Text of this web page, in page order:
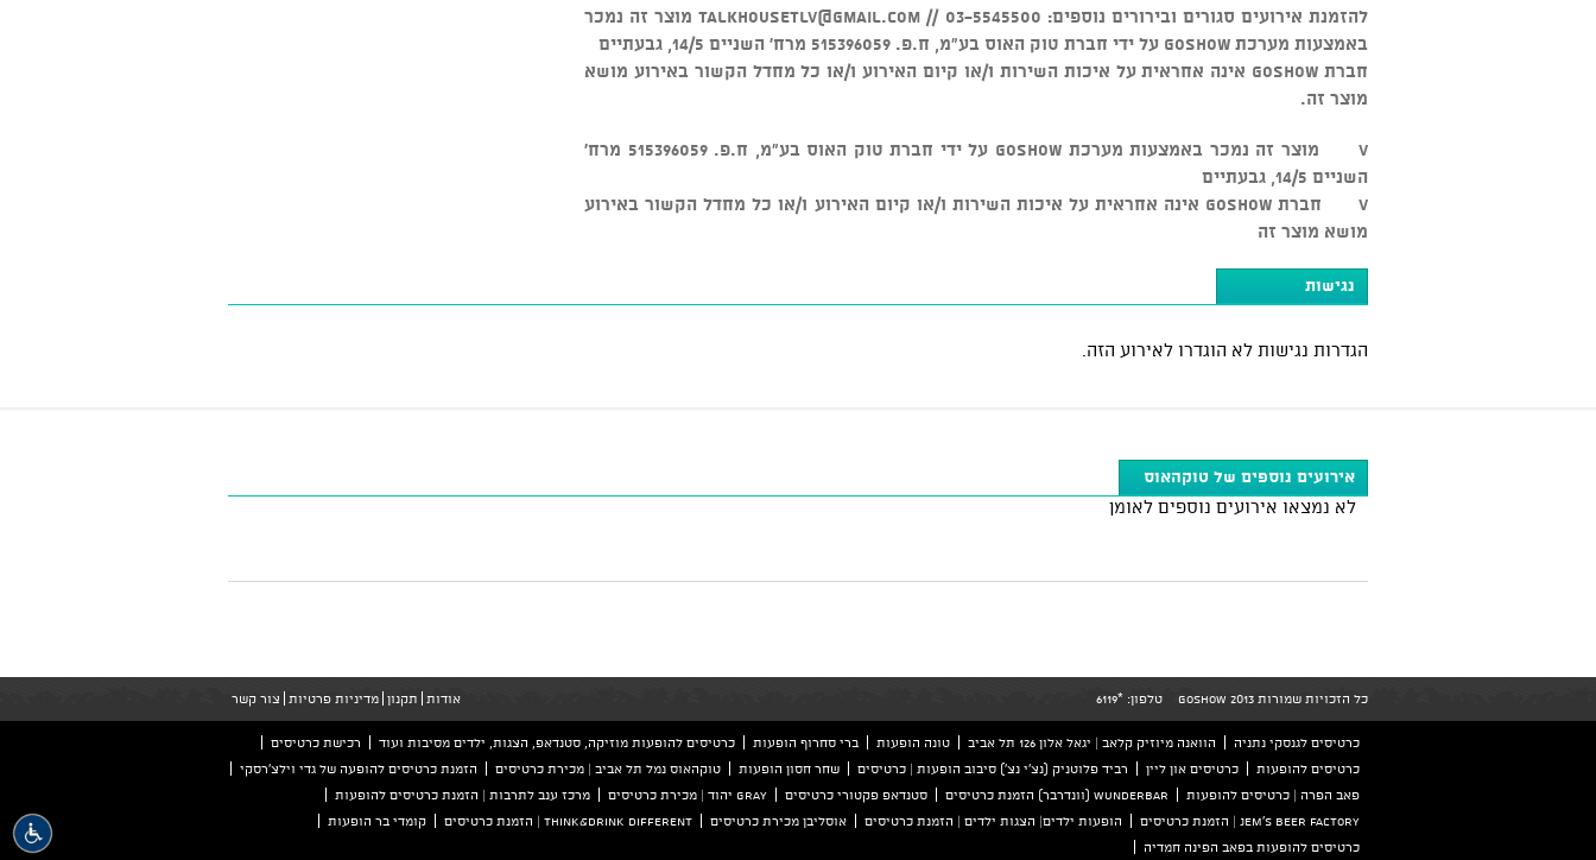
להזמנת אירועים סגורים ובירורים נוספים: 03-5545500 //
talkhousetlv@gmail.comמוצר זה נמכר
באמצעות מערכת GOSHOW על ידי חברת טוק האוס בע"מ, ח.פ. 515396059 מרח' השניים 14/5, גבעתיים
חברת GOSHOW אינה אחראית על איכות השירות ו/או קיום האירוע ו/או כל מחדל הקשור באירוע מושא
מוצר זה.
v מוצר זה נמכר באמצעות מערכת GOSHOW על ידי חברת טוק האוס בע"מ, ח.פ. 515396059 מרח'
השניים 14/5, גבעתיים
v חברת GOSHOW אינה אחראית על איכות השירות ו/או קיום האירוע ו/או כל מחדל הקשור באירוע
מושא מוצר זה
נגישות
הגדרות נגישות לא הוגדרו לאירוע הזה.
אירועים נוספים של טוקהאוס
לא נמצאו אירועים נוספים לאומן
כל הזכויות שמורות GoShow 2013 טלפון: *6119 אודות תקנון מדיניות פרטיות צור קשר
כרטיסים לגנסקי נתניה הוואנה מיוזיק קלאב | יגאל אלון 126 תל אביב טונה הופעות ברי סחרוף הופעות כרטיסים להופעות מוזיקה, סטנדאפ, הצגות, ילדים מסיבות ועוד
רכישת כרטיסים
כרטיסים להופעות
כרטיסים און ליין רביד פלוטניק (נצ'י נצ') סיבוב הופעות | כרטיסים שחר חסון הופעות טוקהאוס נמל תל אביב | מכירת כרטיסים
הזמנת כרטיסים להופעה של גדי וילצ'רסקי
פאב הפרה | כרטיסים להופעות
wunderbar (וונדרבר) הזמנת כרטיסים סטנדאפ פקטורי כרטיסים GRAY יהוד | מכירת כרטיסים
מרכז ענב לתרבות | הזמנת כרטיסים להופעות
Jem's beer factory | הזמנת כרטיסים
הופעות ילדים| הצגות ילדים | הזמנת כרטיסים אוסליבן מכירת כרטיסים Think&Drink Different | הזמנת כרטיסים
קומדי בר הופעות
כרטיסים להופעות בפאב הפינה חמדיה